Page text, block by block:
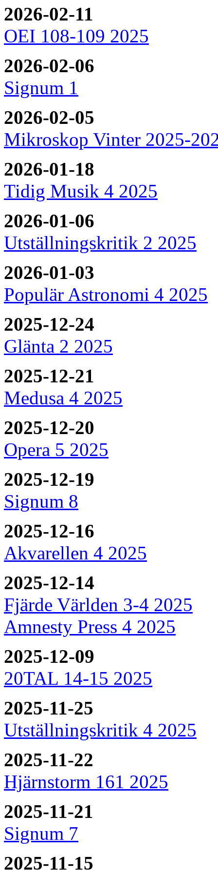
2026-02-11
OEI 108-109 2025
2026-02-06
Signum 1
2026-02-05
Mikroskop Vinter 2025-
2026-01-18
Tidig Musik 4 2025
2026-01-06
Utställningskritik 2 2025
2026-01-03
Populär Astronomi 4 2025
2025-12-24
Glänta 2 2025
2025-12-21
Medusa 4 2025
2025-12-20
Opera 5 2025
2025-12-19
Signum 8
2025-12-16
Akvarellen 4 2025
2025-12-14
Fjärde Världen 3-4 2025
Amnesty Press 4 2025
2025-12-09
20TAL 14-15 2025
2025-11-25
Utställningskritik 4 2025
2025-11-22
Hjärnstorm 161 2025
2025-11-21
Signum 7
2025-11-15